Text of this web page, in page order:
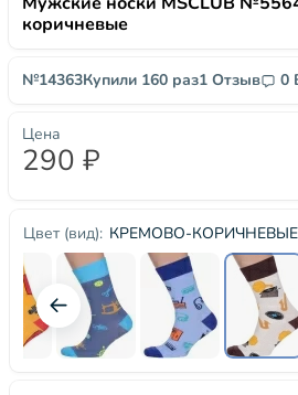
коричневые
№14363Купили 160 раз1 Отзыв 0
Цвет (вид): КРЕМОВО-КОРИЧНЕВЫЕ
Цена
290 ₽